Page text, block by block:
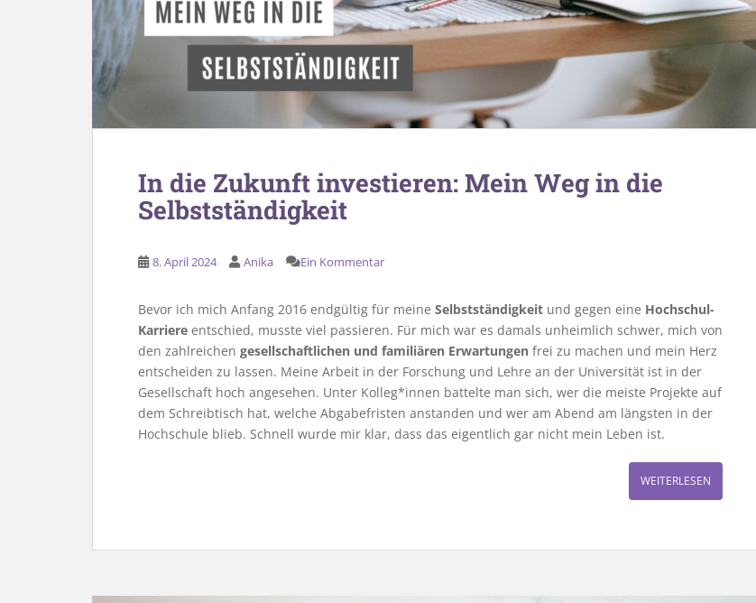
In die Zukunft investieren: Mein Weg in die
Selbstständigkeit
8. April 2024 Anika Ein Kommentar
Bevor ich mich Anfang 2016 endgültig für meine Selbstständigkeit und gegen eine Hochschul-
Karriere entschied, musste viel passieren. Für mich war es damals unheimlich schwer, mich von
den zahlreichen gesellschaftlichen und familiären Erwartungen frei zu machen und mein Herz
entscheiden zu lassen. Meine Arbeit in der Forschung und Lehre an der Universität ist in der
Gesellschaft hoch angesehen. Unter Kolleg*innen battelte man sich, wer die meiste Projekte auf
dem Schreibtisch hat, welche Abgabefristen anstanden und wer am Abend am längsten in der
Hochschule blieb. Schnell wurde mir klar, dass das eigentlich gar nicht mein Leben ist.
WEITERLESEN